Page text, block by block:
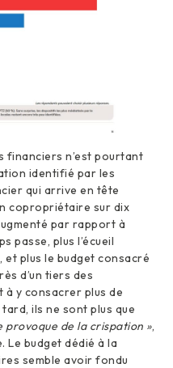
financiers n’est pourtant
identifié par les
qui arrive en tête
copropriétaire sur dix
par rapport à
passe, plus l’écueil
plus le budget consacré
d’un tiers des
y consacrer plus de
ils ne sont plus que
de la crispation »,
Le budget dédié à la
semble avoir fondu